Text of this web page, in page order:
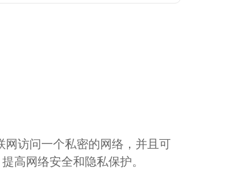
访问一个私密的网络，并且可
高网络安全和隐私保护。